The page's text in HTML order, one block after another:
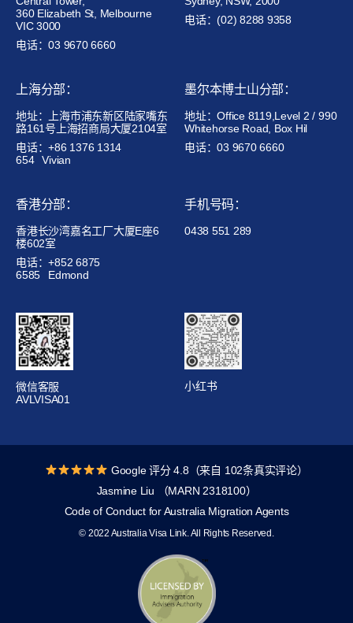
360 Elizabeth St, Melbourne
VIC 3000
电话：03 9670 6660
电话：(02) 8288 9358
上海分部：
地址：上海市浦东新区陆家嘴东
路161号上海招商局大厦2104室
电话：+86 1376 1314
654
Vivian
墨尔本博士山分部：
地址：Office 8119,Level 2 / 990
Whitehorse Road, Box Hil
电话：03 9670 6660
香港分部：
香港长沙湾嘉名工厂大厦E座6
楼602室
电话：+852 6875
6585
Edmond
手机号码：
0438 551 289
微信客服
AVLVISA01
小红书
Google 评分 4.8（来自 102条真实评论）
Jasmine Liu （MARN 2318100）
Code of Conduct for Australia Migration Agents
© 2022 Australia Visa Link. All Rights Reserved.